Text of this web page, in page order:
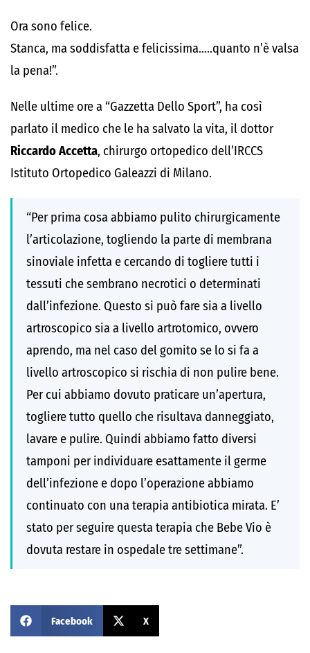
Ora sono felice.
Stanca, ma soddisfatta e felicissima…..quanto n’è valsa
la pena!”.
Nelle ultime ore a “Gazzetta Dello Sport”, ha così
parlato il medico che le ha salvato la vita, il dottor
Riccardo Accetta, chirurgo ortopedico dell’IRCCS
Istituto Ortopedico Galeazzi di Milano.
“Per prima cosa abbiamo pulito chirurgicamente
l’articolazione, togliendo la parte di membrana
sinoviale infetta e cercando di togliere tutti i
tessuti che sembrano necrotici o determinati
dall’infezione. Questo si può fare sia a livello
artroscopico sia a livello artrotomico, ovvero
aprendo, ma nel caso del gomito se lo si fa a
livello artroscopico si rischia di non pulire bene.
Per cui abbiamo dovuto praticare un’apertura,
togliere tutto quello che risultava danneggiato,
lavare e pulire. Quindi abbiamo fatto diversi
tamponi per individuare esattamente il germe
dell’infezione e dopo l’operazione abbiamo
continuato con una terapia antibiotica mirata. E’
stato per seguire questa terapia che Bebe Vio è
dovuta restare in ospedale tre settimane”.
Facebook X